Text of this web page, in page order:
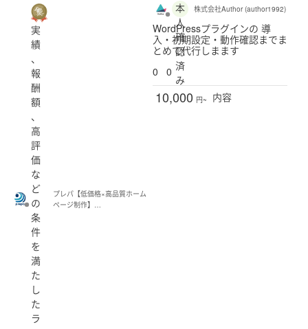
実
績
、
報
酬
額
、
高
評
価
な
ど
の
条
件
を
満
た
し
た
ラ
プレパ【低価格×高品質ホーム
ページ制作】
本
人
確
認
済
み
株式会社Author (author1992)
WordPressプラグインの 導
入・初期設定・動作確認までま
とめて代行しまます
0
0
10,000 円~ 内容